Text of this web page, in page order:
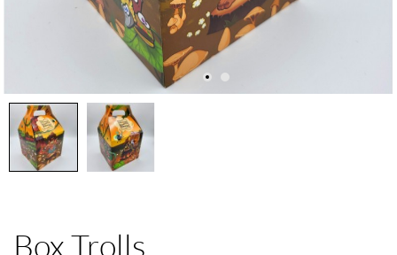
Box Trolls